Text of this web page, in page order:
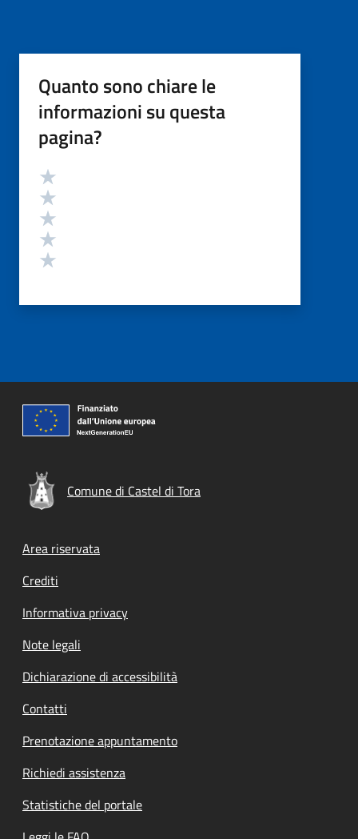
Quanto sono chiare le
informazioni su questa
pagina?
Valutazione
Comune di Castel di Tora
Footer menu
Area riservata
Crediti
Informativa privacy
Note legali
Dichiarazione di accessibilità
Contatti
Prenotazione appuntamento
Richiedi assistenza
Statistiche del portale